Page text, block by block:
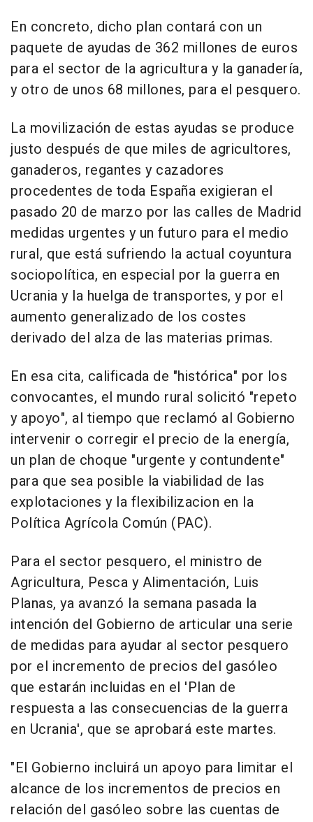
En concreto, dicho plan contará con un
paquete de ayudas de 362 millones de euros
para el sector de la agricultura y la ganadería,
y otro de unos 68 millones, para el pesquero.
La movilización de estas ayudas se produce
justo después de que miles de agricultores,
ganaderos, regantes y cazadores
procedentes de toda España exigieran el
pasado 20 de marzo por las calles de Madrid
medidas urgentes y un futuro para el medio
rural, que está sufriendo la actual coyuntura
sociopolítica, en especial por la guerra en
Ucrania y la huelga de transportes, y por el
aumento generalizado de los costes
derivado del alza de las materias primas.
En esa cita, calificada de "histórica" por los
convocantes, el mundo rural solicitó "repeto
y apoyo", al tiempo que reclamó al Gobierno
intervenir o corregir el precio de la energía,
un plan de choque "urgente y contundente"
para que sea posible la viabilidad de las
explotaciones y la flexibilizacion en la
Política Agrícola Común (PAC).
Para el sector pesquero, el ministro de
Agricultura, Pesca y Alimentación, Luis
Planas, ya avanzó la semana pasada la
intención del Gobierno de articular una serie
de medidas para ayudar al sector pesquero
por el incremento de precios del gasóleo
que estarán incluidas en el 'Plan de
respuesta a las consecuencias de la guerra
en Ucrania', que se aprobará este martes.
"El Gobierno incluirá un apoyo para limitar el
alcance de los incrementos de precios en
relación del gasóleo sobre las cuentas de